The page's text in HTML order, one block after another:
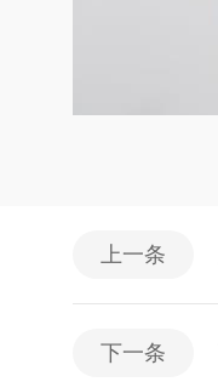
上一条
下一条